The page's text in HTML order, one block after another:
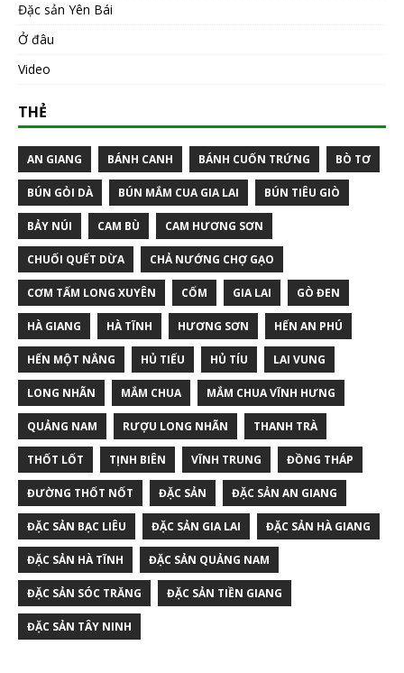
Đặc sản Yên Bái
Ở đâu
Video
THẺ
AN GIANG BÁNH CANH BÁNH CUỐN TRỨNG BÒ TƠ
BÚN GỎI DÀ BÚN MẮM CUA GIA LAI BÚN TIÊU GIÒ
BẢY NÚI CAM BÙ CAM HƯƠNG SƠN
CHUỐI QUẾT DỪA CHẢ NƯỚNG CHỢ GẠO
CƠM TẤM LONG XUYÊN CỐM GIA LAI GÒ ĐEN
HÀ GIANG HÀ TĨNH HƯƠNG SƠN HẾN AN PHÚ
HẾN MỘT NẮNG HỦ TIẾU HỦ TÍU LAI VUNG
LONG NHÃN MẮM CHUA MẮM CHUA VĨNH HƯNG
QUẢNG NAM RƯỢU LONG NHÃN THANH TRÀ
THỐT LỐT TỊNH BIÊN VĨNH TRUNG ĐỒNG THÁP
ĐƯỜNG THỐT NỐT ĐẶC SẢN ĐẶC SẢN AN GIANG
ĐẶC SẢN BẠC LIÊU ĐẶC SẢN GIA LAI ĐẶC SẢN HÀ GIANG
ĐẶC SẢN HÀ TĨNH ĐẶC SẢN QUẢNG NAM
ĐẶC SẢN SÓC TRĂNG ĐẶC SẢN TIỀN GIANG
ĐẶC SẢN TÂY NINH